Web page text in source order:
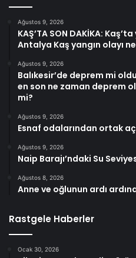
Ağustos 9, 2026
KAŞ’TA SON DAKİKA:
Antalya Kaş yangın olayı
Ağustos 9, 2026
Balıkesir’de deprem mi
en son ne zaman deprem
mi?
Ağustos 9, 2026
Esnaf odalarından ortak
Ağustos 9, 2026
Naip Barajı’ndaki Su
Ağustos 8, 2026
Anne ve oğlunun ardı
Rastgele Haberler
Ocak 30, 2026